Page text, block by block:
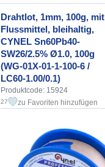
Drahtlot, 1mm, 100g, mit
Flussmittel, bleihaltig,
CYNEL Sn60Pb40-
SW26/2.5% Ø1.0, 100g
(WG-01X-01-1-100-6 /
LC60-1.00/0.1)
Produktcode: 15924
27 zu Favoriten hinzufügen